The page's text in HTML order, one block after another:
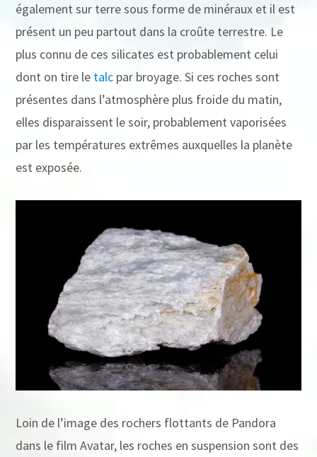
également sur terre sous forme de minéraux et il est
présent un peu partout dans la croûte terrestre. Le
plus connu de ces silicates est probablement celui
dont on tire le talc par broyage. Si ces roches sont
présentes dans l’atmosphère plus froide du matin,
elles disparaissent le soir, probablement vaporisées
par les températures extrêmes auxquelles la planète
est exposée.
Loin de l’image des rochers flottants de Pandora
dans le film Avatar, les roches en suspension sont des